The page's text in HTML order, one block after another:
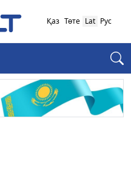
Қаз Төте Lat Рус